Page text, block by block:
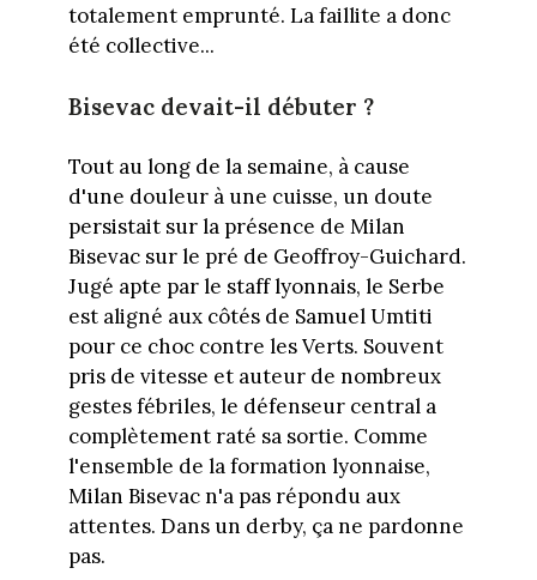
totalement emprunté. La faillite a donc
été collective...
Bisevac devait-il débuter ?
Tout au long de la semaine, à cause
d'une douleur à une cuisse, un doute
persistait sur la présence de Milan
Bisevac sur le pré de Geoffroy-Guichard.
Jugé apte par le staff lyonnais, le Serbe
est aligné aux côtés de Samuel Umtiti
pour ce choc contre les Verts. Souvent
pris de vitesse et auteur de nombreux
gestes fébriles, le défenseur central a
complètement raté sa sortie. Comme
l'ensemble de la formation lyonnaise,
Milan Bisevac n'a pas répondu aux
attentes. Dans un derby, ça ne pardonne
pas.